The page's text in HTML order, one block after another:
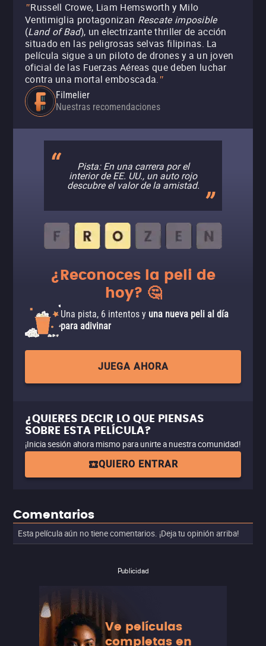
"Russell Crowe, Liam Hemsworth y Milo
Ventimiglia protagonizan Rescate imposible
(Land of Bad), un electrizante thriller de acción
situado en las peligrosas selvas filipinas. La
película sigue a un piloto de drones y a un joven
oficial de las Fuerzas Aéreas que deben luchar
contra una mortal emboscada."
Filmelier
Nuestras recomendaciones
Pista: En una carrera por el
interior de EE. UU., un auto rojo
descubre el valor de la amistad.
¿Reconoces la peli de
hoy? 🤔
Una pista, 6 intentos y una nueva peli al día
para adivinar
JUEGA AHORA
¿QUIERES DECIR LO QUE PIENSAS
SOBRE ESTA PELÍCULA?
¡Inicia sesión ahora mismo para unirte a nuestra comunidad!
QUIERO ENTRAR
Comentarios
Esta película aún no tiene comentarios. ¡Deja tu opinión arriba!
Publicidad
Ve películas
completas en